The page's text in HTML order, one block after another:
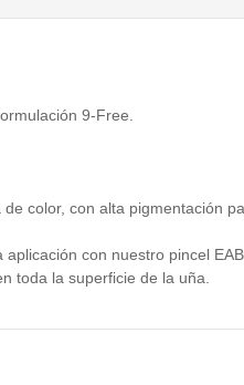
9-Free.
color, con alta pigmentación
aplicación con nuestro pincel
toda la superficie de la uña.